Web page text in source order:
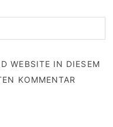
WEBSITE IN DIESEM
KOMMENTAR